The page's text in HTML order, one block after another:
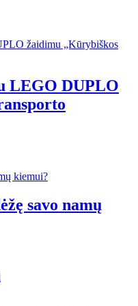
LEGO DUPLO
savo namų